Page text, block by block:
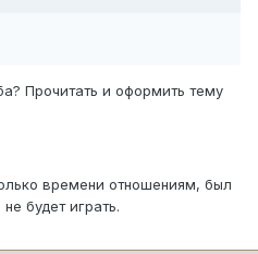
Прочитать и оформить тему
времени отношениям, был
будет играть.